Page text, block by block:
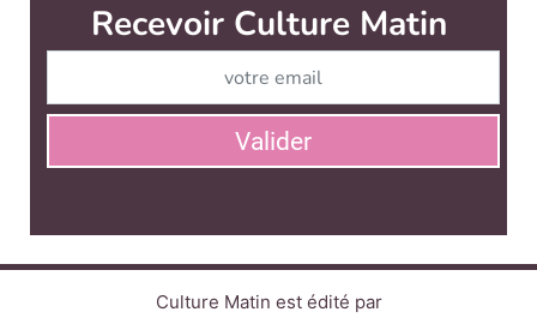
Recevoir Culture Matin
Valider
Culture Matin est édité par